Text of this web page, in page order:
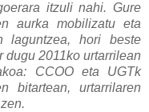
itzuli nahi. Gure
aurka mobilizatu eta
laguntzea, hori beste
dugu 2011ko urtarrilean
CCOO eta UGTk
bitartean, urtarrilaren